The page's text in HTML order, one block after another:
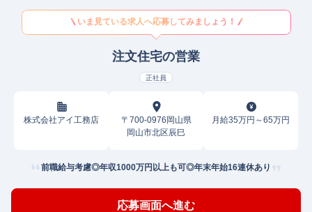
いま見ている求人へ応募してみましょう！
注文住宅の営業
正社員
株式会社アイ工務店
〒700-0976岡山県
岡山市北区辰巳
月給35万円～65万円
前職給与考慮◎年収1000万円以上も可◎年末年始16連休あり
応募画面へ進む